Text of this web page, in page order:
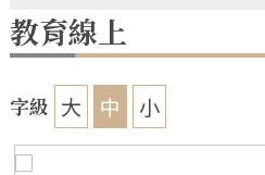
教育線上
字級 大 中 小